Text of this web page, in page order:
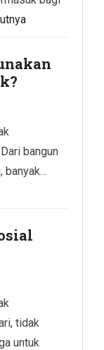
bangun
banyak…
tidak
untuk